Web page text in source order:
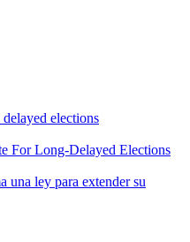
elections
For Long-Delayed Elections
una ley para extender su